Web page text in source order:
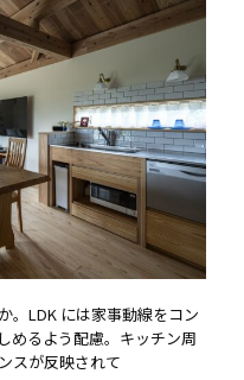
。LDK には家事動線をコン
めるよう配慮。キッチン周
スが反映されて